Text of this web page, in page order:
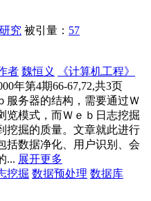
究 被引量： 57
者 魏恒义
《计算机工程》
年第4期66-67,72,共3页
服务器的结构，需要通过Ｗ
览模式，而Ｗｅｂ日志挖掘
挖掘的质量。文章就此进行
括数据净化、用户识别、会
... 展开更多
挖掘 数据预处理 数据库